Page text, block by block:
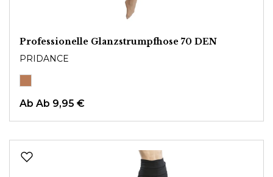
Professionelle Glanzstrumpfhose 70 DEN
PRIDANCE
Ab Ab 9,95 €